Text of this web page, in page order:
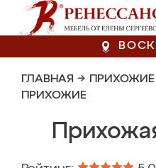
ГЛАВНАЯ → ПРИХОЖИЕ
ПРИХОЖИЕ